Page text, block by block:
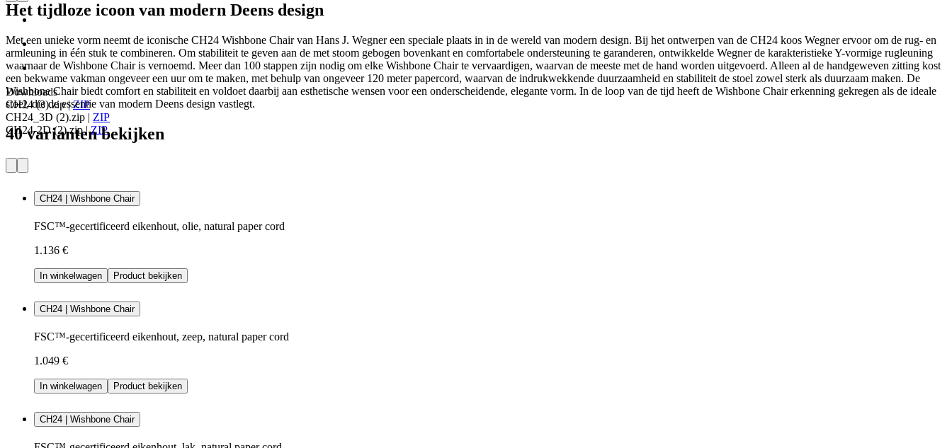
Downloads
CH24 (3).zip|ZIP
CH24_3D (2).zip | ZIP
CH24-2D (2).zip|ZIP
Het tijdloze icoon van modern Deens design
Met een unieke vorm neemt de iconische CH24 Wishbone Chair van Hans J. Wegner een speciale plaats in in de wereld van modern design. Bij het ontwerpen van de CH24 koos Wegner ervoor om de rug- en
armleuning in één stuk te combineren. Om stabiliteit te geven aan de met stoom gebogen bovenkant en comfortabele ondersteuning te garanderen, ontwikkelde Wegner de karakteristieke Y-vormige rugleuning
waarnaar de Wishbone Chair is vernoemd. Meer dan 100 stappen zijn nodig om elke Wishbone Chair te vervaardigen, waarvan de meeste met de hand worden uitgevoerd. Alleen al de handgeweven zitting kost
een bekwame vakman ongeveer een uur om te maken, met behulp van ongeveer 120 meter papercord, waarvan de indrukwekkende duurzaamheid en stabiliteit de stoel zowel sterk als duurzaam maken. De
Wishbone Chair biedt comfort en stabiliteit en voldoet daarbij aan esthetische wensen voor een onderscheidende, elegante vorm. In de loop van de tijd heeft de Wishbone Chair erkenning gekregen als de ideale
stoel, die de essentie van modern Deens design vastlegt.
40 varianten bekijken
CH24 | Wishbone Chair
FSC™-gecertificeerd eikenhout, olie, natural paper cord
1.136 €
In winkelwagen Product bekijken
CH24 | Wishbone Chair
FSC™-gecertificeerd eikenhout, zeep, natural paper cord
1.049 €
In winkelwagen Product bekijken
CH24 | Wishbone Chair